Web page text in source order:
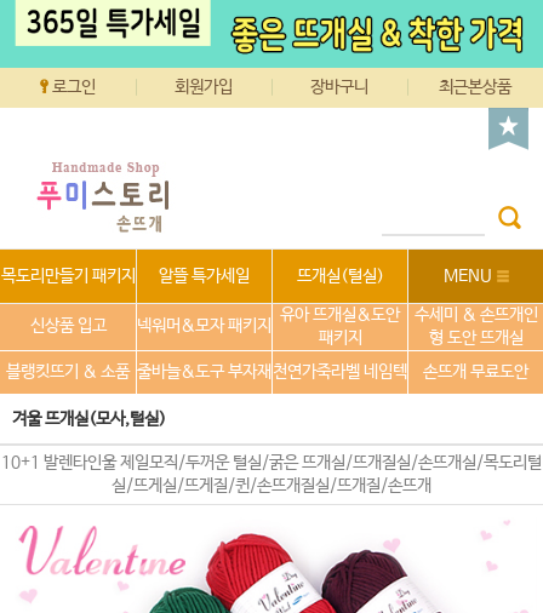
로그인 회원가입 장바구니 최근본상품
목도리만들기 패키지 알뜰 특가세일 뜨개실(털실) MENU
신상품 입고 넥워머&모자 패키지
유아 뜨개실&도안
패키지
수세미 & 손뜨개인
형 도안 뜨개실
블랭킷뜨기 & 소품 줄바늘&도구 부자재 천연가죽라벨 네임텍 손뜨개 무료도안
겨울 뜨개실(모사,털실)
10+1 발렌타인울 제일모직/두꺼운 털실/굵은 뜨개실/뜨개질실/손뜨개실/목도리털
실/뜨게실/뜨게질/퀸/손뜨개질실/뜨개질/손뜨개